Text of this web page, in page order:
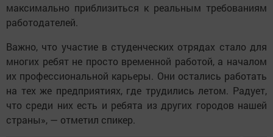
максимально приблизиться к реальным требованиям
работодателей.
Важно, что участие в студенческих отрядах стало для
многих ребят не просто временной работой, а началом
их профессиональной карьеры. Они остались работать
на тех же предприятиях, где трудились летом. Радует,
что среди них есть и ребята из других городов нашей
страны», — отметил спикер.